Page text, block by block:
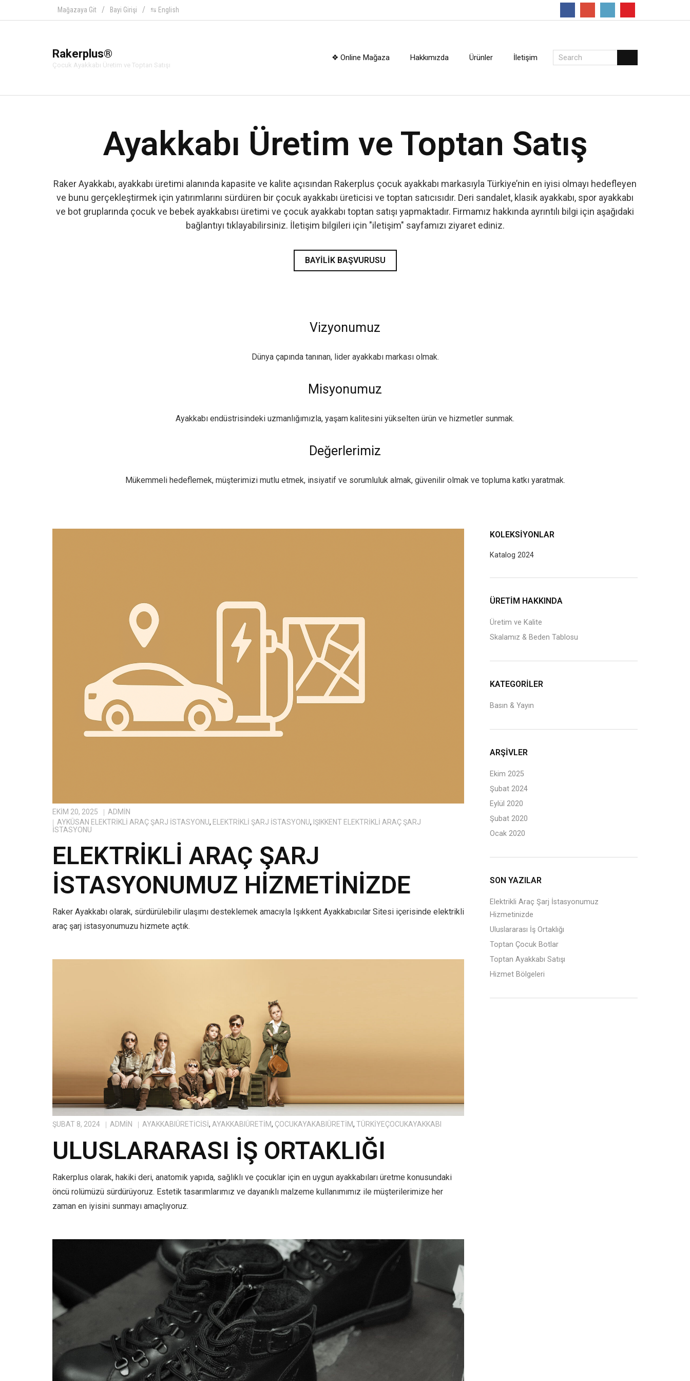
Mağazaya Git Bayi Girişi ⇆ English
Rakerplus®
Çocuk Ayakkabı Üretim ve Toptan Satışı
❖ Online Mağaza Hakkımızda Ürünler İletişim
Ayakkabı Üretim ve Toptan Satış
Raker Ayakkabı, ayakkabı üretimi alanında kapasite ve kalite açısından Rakerplus çocuk ayakkabı markasıyla Türkiye’nin en iyisi olmayı hedefleyen
ve bunu gerçekleştirmek için yatırımlarını sürdüren bir çocuk ayakkabı üreticisi ve toptan satıcısıdır. Deri sandalet, klasik ayakkabı, spor ayakkabı
ve bot gruplarında çocuk ve bebek ayakkabısı üretimi ve çocuk ayakkabı toptan satışı yapmaktadır. Firmamız hakkında ayrıntılı bilgi için aşağıdaki
bağlantıyı tıklayabilirsiniz. İletişim bilgileri için "iletişim" sayfamızı ziyaret ediniz.
BAYILIK BAŞVURUSU
Vizyonumuz
Dünya çapında tanınan, lider ayakkabı markası olmak.
Misyonumuz
Ayakkabı endüstrisindeki uzmanlığımızla, yaşam kalitesini yükselten ürün ve hizmetler sunmak.
Değerlerimiz
Mükemmeli hedeflemek, müşterimizi mutlu etmek, insiyatif ve sorumluluk almak, güvenilir olmak ve topluma katkı yaratmak.
EKIM 20, 2025
ADMIN
AYKÜSAN ELEKTRIKLI ARAÇ ŞARJ İSTASYONU, ELEKTRIKLI ŞARJ İSTASYONU, IŞIKKENT ELEKTRIKLI ARAÇ ŞARJ
İSTASYONU
ELEKTRIKLI ARAÇ ŞARJ
İSTASYONUMUZ HIZMETINIZDE
Raker Ayakkabı olarak, sürdürülebilir ulaşımı desteklemek amacıyla Işıkkent Ayakkabıcılar Sitesi içerisinde elektrikli
araç şarj istasyonumuzu hizmete açtık.
ŞUBAT 8, 2024 ADMIN AYAKKABIÜRETICISI, AYAKKABIÜRETIM, ÇOCUKAYAKABIÜRETIM, TÜRKIYEÇOCUKAYAKKABI
ULUSLARARASI İŞ ORTAKLIĞI
Rakerplus olarak, hakiki deri, anatomik yapıda, sağlıklı ve çocuklar için en uygun ayakkabıları üretme konusundaki
öncü rolümüzü sürdürüyoruz. Estetik tasarımlarımız ve dayanıklı malzeme kullanımımız ile müşterilerimize her
zaman en iyisini sunmayı amaçlıyoruz.
KOLEKSIYONLAR
Katalog 2024
ÜRETİM HAKKINDA
Üretim ve Kalite
Skalamız & Beden Tablosu
KATEGORILER
Basın & Yayın
ARŞIVLER
Ekim 2025
Şubat 2024
Eylül 2020
Şubat 2020
Ocak 2020
SON YAZILAR
Elektrikli Araç Şarj İstasyonumuz
Hizmetinizde
Uluslararası İş Ortaklığı
Toptan Çocuk Botlar
Toptan Ayakkabı Satışı
Hizmet Bölgeleri